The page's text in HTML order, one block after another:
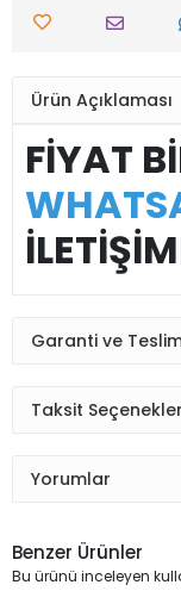
Ürün Açıklaması
FİYAT
Garanti ve
Taksit
Yorumlar
Benzer Ürünler
Bu ürünü inceleyen